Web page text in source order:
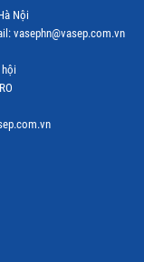
Nội
vasephn@vasep.com.vn